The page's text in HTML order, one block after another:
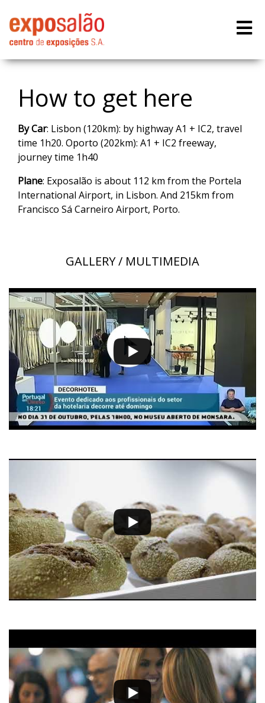
How to get here
By Car: Lisbon (120km): by highway A1 + IC2, travel
time 1h20. Oporto (202km): A1 + IC2 freeway,
journey time 1h40
Plane: Exposalão is about 112 km from the Portela
International Airport, in Lisbon. And 215km from
Francisco Sá Carneiro Airport, Porto.
GALLERY / MULTIMEDIA